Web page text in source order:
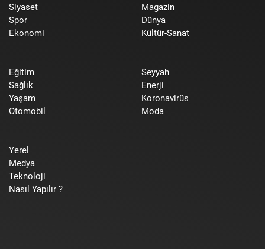
Siyaset
Spor
Ekonomi
Magazin
Dünya
Kültür-Sanat
Eğitim
Sağlık
Yaşam
Otomobil
Seyyah
Enerji
Koronavirüs
Moda
Yerel
Medya
Teknoloji
Nasıl Yapılır ?